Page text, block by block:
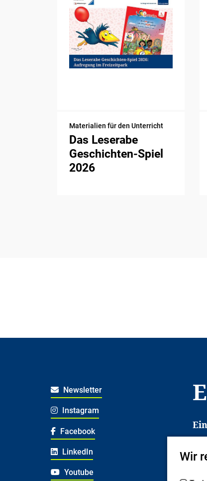
Materialien für den Unterricht
Das Leserabe
Geschichten-Spiel
2026
Newsletter
Instagram
Facebook
LinkedIn
Youtube
Es
Wir